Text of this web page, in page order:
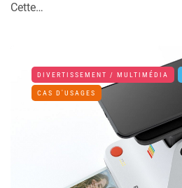
Cette…
DIVERTISSEMENT / MULTIMÉDIA
CAS D'USAGES